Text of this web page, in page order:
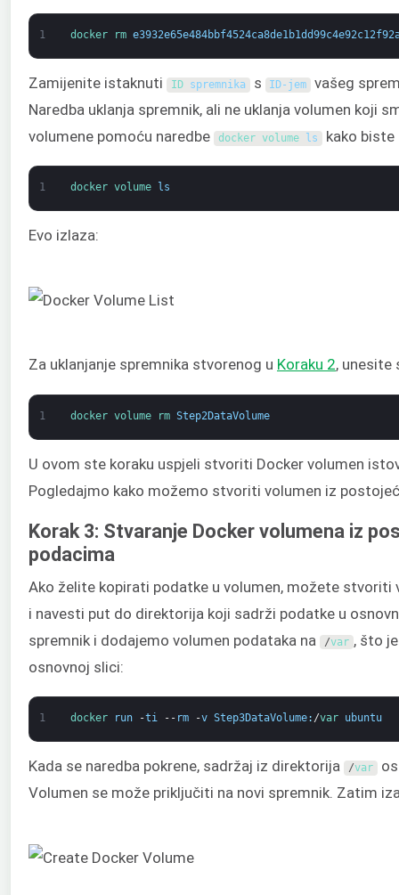
1 docker rm
Zamijenite istaknuti ID spremnika s ID-jem
vašeg
Naredba uklanja spremnik, ali ne uklanja volumen koji
volumene pomoću naredbe
docker volume ls kako biste
1 docker volume ls
Evo izlaza:
Za uklanjanje spremnika stvorenog u Koraku 2, unesite
1 docker volume rm Step2DataVolume
U ovom ste koraku uspjeli stvoriti Docker volumen
Pogledajmo kako možemo stvoriti volumen iz
Korak 3: Stvaranje Docker volumena iz
podacima
Ako želite kopirati podatke u volumen, možete stvoriti
i navesti put do direktorija koji sadrži podatke u
spremnik i dodajemo volumen podataka na
/var , što
osnovnoj slici:
1 docker run -ti -- rm -v Step3DataVolume: /var ubuntu
Kada se naredba pokrene, sadržaj iz direktorija /var
Volumen se može priključiti na novi spremnik. Zatim